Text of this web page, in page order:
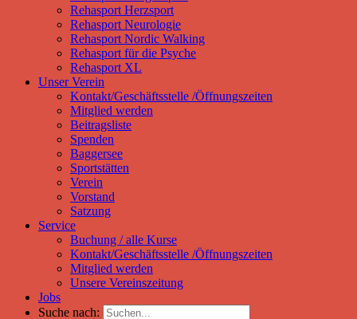
Rehasport Herzsport
Rehasport Neurologie
Rehasport Nordic Walking
Rehasport für die Psyche
Rehasport XL
Unser Verein
Kontakt/Geschäftsstelle /Öffnungszeiten
Mitglied werden
Beitragsliste
Spenden
Baggersee
Sportstätten
Verein
Vorstand
Satzung
Service
Buchung / alle Kurse
Kontakt/Geschäftsstelle /Öffnungszeiten
Mitglied werden
Unsere Vereinszeitung
Jobs
Suche nach: